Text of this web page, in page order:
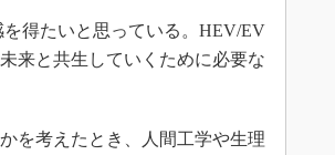
得たいと思っている。HEV/EV
来と共生していくために必要な
を考えたとき、人間工学や生理